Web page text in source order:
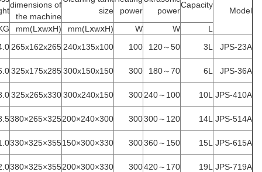
Model
Capacity
power
power
size
dimensions of
the machine
L
W
W
(LⅹwⅹH)mm
(LⅹwⅹH)mm
JPS-23A
3L
50～120
100
240x135x100
265x162x265
JPS-36A
6L
70～180
300
300x150x150
325x175x285
JPS-410A
10L
100～240
300
300x240x150
325x265x330
JPS-514A
14L
120～300
300
300×240×200
325×265×380
JPS-615A
15L
150～360
300
330×300×150
355×325×330
JPS-719A
19L
170～420
300
330×300×200
355×325×380